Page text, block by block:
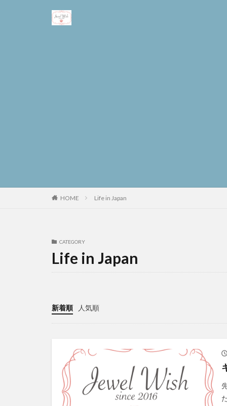
HOME Life in Japan
CATEGORY
Life in Japan
新着順 人気順